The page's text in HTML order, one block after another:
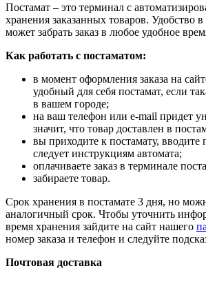
Постамат – это терминал с
хранения заказанных товаров. Удобство
может забрать заказ в любое удобное
Как работать с постаматом:
в момент оформления заказа на
удобный для себя постамат, если
в вашем городе;
на ваш телефон или e-mail придет
значит, что товар доставлен в
вы приходите к постамату,
следует инструкциям автомата;
оплачиваете заказ в терминале
забираете товар.
Срок хранения в постамате 3 дня, но
аналогичный срок. Чтобы уточнить
время хранения зайдите на сайт нашего
номер заказа и телефон и следуйте
Почтовая доставка